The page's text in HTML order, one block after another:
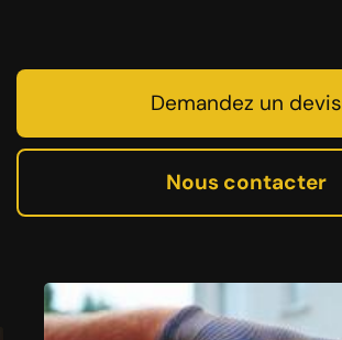
Demandez un devis
Nous contacter